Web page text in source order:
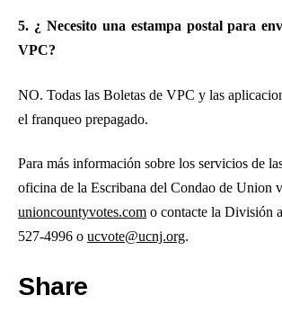
5. ¿ Necesito una estampa postal para
VPC?
NO. Todas las Boletas de VPC y las
el franqueo prepagado.
​Para más información sobre los servicios de
oficina de la Escribana del Condao de Union
unioncountyvotes.com o contacte la División
527-4996 o ucvote@ucnj.org.
Share